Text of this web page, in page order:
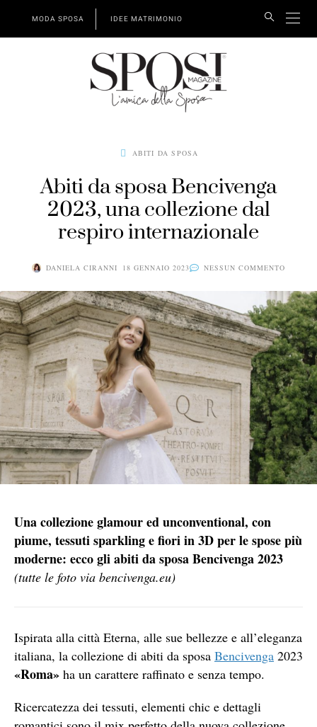
MODA SPOSA IDEE MATRIMONIO
ABITI DA SPOSA
Abiti da sposa Bencivenga
2023, una collezione dal
respiro internazionale
DANIELA CIRANNI 18 GENNAIO 2023 NESSUN COMMENTO
Una collezione glamour ed unconventional, con
piume, tessuti sparkling e fiori in 3D per le spose più
moderne: ecco gli abiti da sposa Bencivenga 2023
(tutte le foto via bencivenga.eu)
Ispirata alla città Eterna, alle sue bellezze e all’eleganza
italiana, la collezione di abiti da sposa Bencivenga 2023
«Roma» ha un carattere raffinato e senza tempo.
Ricercatezza dei tessuti, elementi chic e dettagli